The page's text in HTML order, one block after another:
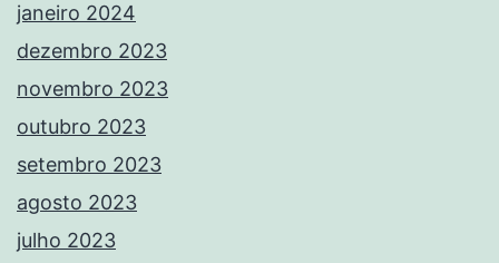
janeiro 2024
dezembro 2023
novembro 2023
outubro 2023
setembro 2023
agosto 2023
julho 2023